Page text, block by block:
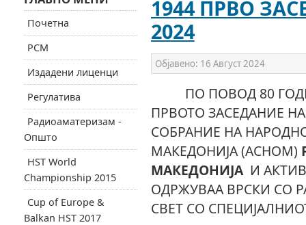
1944 ПРВО
2024
Објавено: 16 Август 2024
ПО ПОВОД 80
ПРВОТО ЗАСЕДАНИЕ
СОБРАНИЕ НА
МАКЕДОНИЈА (АСНОМ)
МАКЕДОНИЈА И
ОДРЖУВАА ВРСКИ СО
СВЕТ СО
Почетна
РСМ
Издадени лиценци
Регулатива
Радиоаматеризам -
Општо
HST World
Championship 2015
Cup of Europe &
Balkan HST 2017